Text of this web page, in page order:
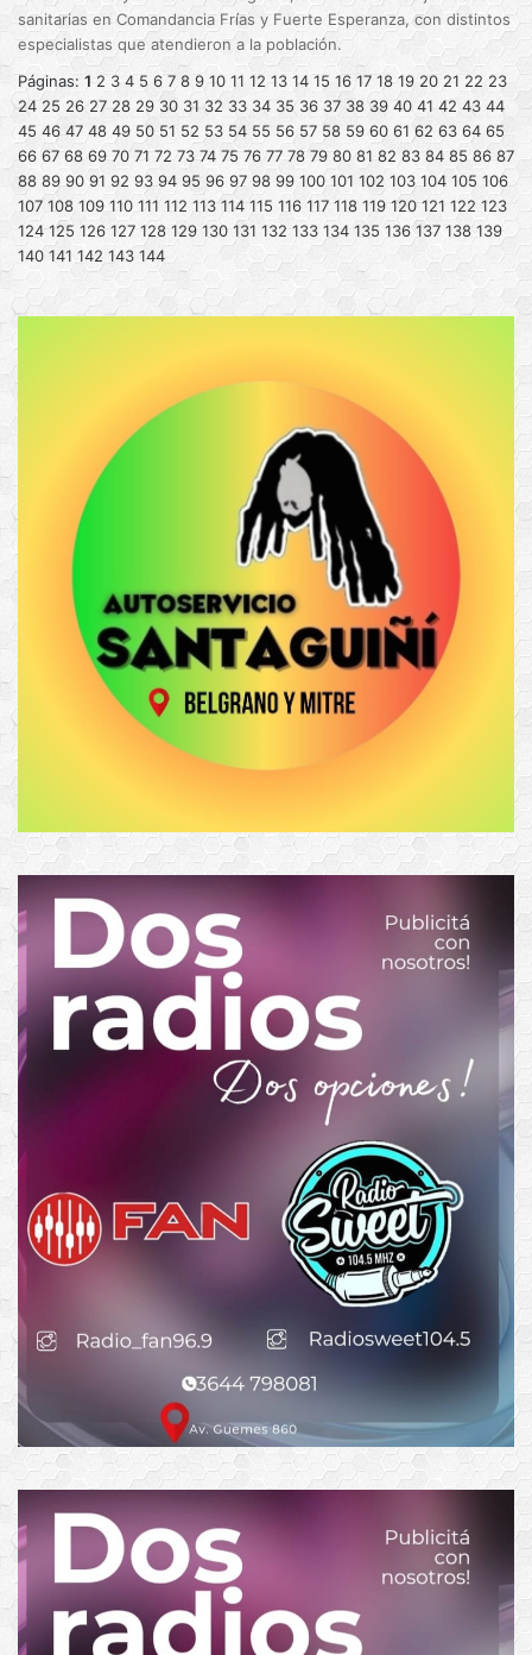
sanitarias en Comandancia Frías y Fuerte Esperanza, con distintos
especialistas que atendieron a la población.
Páginas: 1 2 3 4 5 6 7 8 9 10 11 12 13 14 15 16 17 18 19 20 21 22 23
24 25 26 27 28 29 30 31 32 33 34 35 36 37 38 39 40 41 42 43 44
45 46 47 48 49 50 51 52 53 54 55 56 57 58 59 60 61 62 63 64 65
66 67 68 69 70 71 72 73 74 75 76 77 78 79 80 81 82 83 84 85 86 87
88 89 90 91 92 93 94 95 96 97 98 99 100 101 102 103 104 105 106
107 108 109 110 111 112 113 114 115 116 117 118 119 120 121 122 123
124 125 126 127 128 129 130 131 132 133 134 135 136 137 138 139
140 141 142 143 144